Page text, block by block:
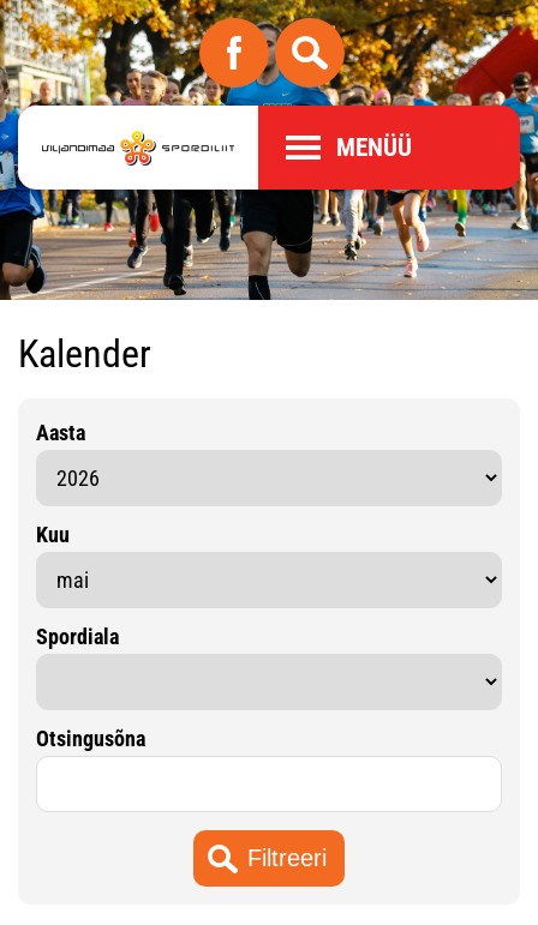
MENÜÜ
Kalender
Aasta
Kuu
Spordiala
Otsingusõna